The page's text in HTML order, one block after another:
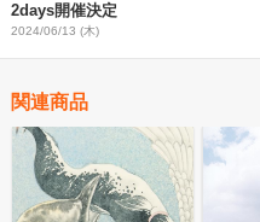
2days開催決定
2024/06/13 (木)
関連商品